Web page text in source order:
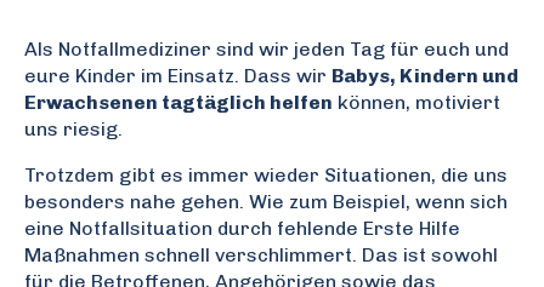
Als Notfallmediziner sind wir jeden Tag für euch und
eure Kinder im Einsatz. Dass wir Babys, Kindern und
Erwachsenen tagtäglich helfen können, motiviert
uns riesig.
Trotzdem gibt es immer wieder Situationen, die uns
besonders nahe gehen . Wie zum Beispiel, wenn sich
eine Notfallsituation durch fehlende Erste Hilfe
Maßnahmen schnell verschlimmert. Das ist sowohl
für die Betroffenen, Angehörigen sowie das